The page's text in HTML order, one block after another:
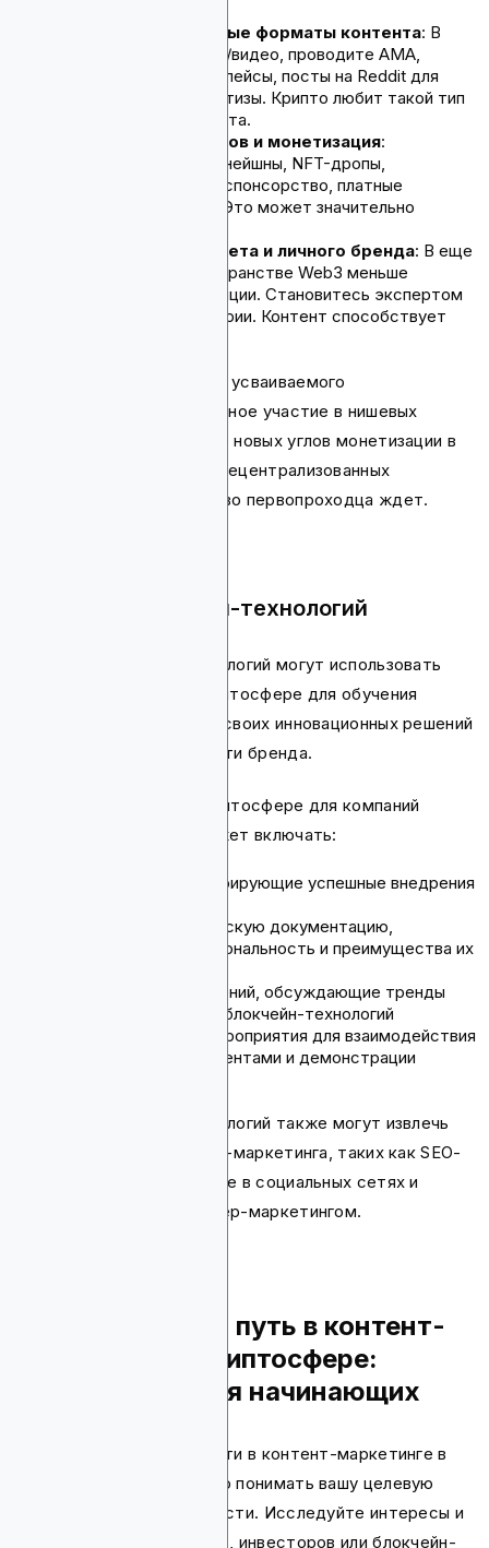
Множественные новые форматы контента: В
дополнение к статьям/видео, проводите AMA,
твиттерские треды, спейсы, посты на Reddit для
демонстрации экспертизы. Крипто любит такой тип
шейрабельного контента.
Новые потоки доходов и монетизация:
Принимайте криптоданейшны, NFT-дропы,
партнерские доходы, спонсорство, платные
подписки на контент. Это может значительно
Построение авторитета и личного бренда: В еще
развивающемся пространстве Web3 меньше
устоявшейся конкуренции. Становитесь экспертом
по мере роста индустрии. Контент способствует
Ключи — предоставление усваиваемого
криптообразования, активное участие в нишевых
сообществах и выявление новых углов монетизации в
соответствии с этосом децентрализованных
технологий. Преимущество первопроходца ждет.
Компании блокчейн-технологий
Компании блокчейн-технологий могут использовать
контент-маркетинг в криптосфере для обучения
клиентов, демонстрации своих инновационных решений
и построения узнаваемости бренда.
Контент-маркетинг в криптосфере для компаний
блокчейн-технологий может включать:
Кейс-стади, демонстрирующие успешные внедрения
Белые книги и техническую документацию,
объясняющую функциональность и преимущества их
Статьи лидерства мнений, обсуждающие тренды
индустрии и будущее блокчейн-технологий
Вебинары и онлайн-мероприятия для взаимодействия
с потенциальными клиентами и демонстрации
Компании блокчейн-технологий также могут извлечь
выгоду из тактик контент-маркетинга, таких как SEO-
оптимизация, продвижение в социальных сетях и
партнерства с инфлюенсер-маркетингом.
Как начать свой путь в контент-
маркетинге в криптосфере:
Руководство для начинающих
Перед началом вашего пути в контент-маркетинге в
криптосфере важно четко понимать вашу целевую
аудиторию и её потребности. Исследуйте интересы и
болевые точки трейдеров, инвесторов или блокчейн-